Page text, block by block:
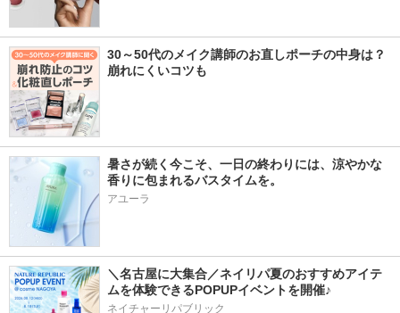
30～50代のメイク講師のお直しポーチの中身は？
崩れにくいコツも
暑さが続く今こそ、一日の終わりには、涼やかな
香りに包まれるバスタイムを。
アユーラ
＼名古屋に大集合／ネイリパ夏のおすすめアイテ
ムを体験できるPOPUPイベントを開催♪
ネイチャーリパブリック